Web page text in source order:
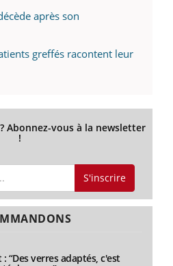
après son
greffés racontent leur
Abonnez-vous à la newsletter
!
S'inscrire
“Des verres adaptés, c'est